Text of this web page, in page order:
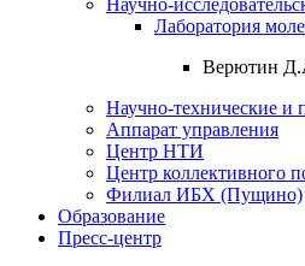
Лаборатория
Верютин
Научно-технические и
Аппарат управления
Центр НТИ
Центр коллективного
Филиал ИБХ (Пущино)
Образование
Пресс-центр